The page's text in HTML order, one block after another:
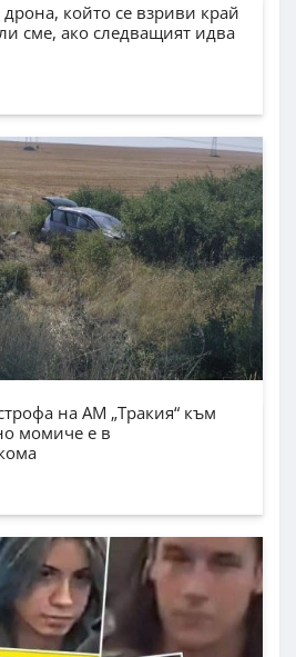
който се взриви край
сме, ако следващият идва
на АМ „Тракия“ към
момиче е в